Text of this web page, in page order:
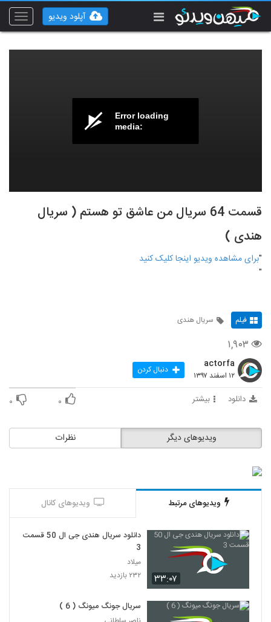
Toggle
آپلود ویدیو
Error loading
media:
قسمت 64 سریال من عاشق تو هستم ( سریال
هندی )
"برای مشاهده ویدیو اینجا کلیک کنید
"
فیلم سریال هندی
۱,۹۰۳
actorfa
۱۲ اسفند ۱۳۹۷ دنبال کردن
دانلود بیشتر ۰ ۰
نظرات ویدیوهای دیگر
ویدیوهای مرتبط ویدیوهای کانال
۳۳:۰۷
دانلود سریال هندی جی ال 50 قسمت
3
میلاد
۲۳۲ بازدید
سریال جونگ میونگ ( 6 )